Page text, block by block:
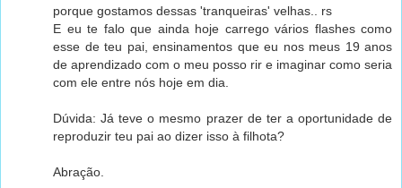
porque gostamos dessas 'tranqueiras' velhas.. rs
E eu te falo que ainda hoje carrego vários flashes como
esse de teu pai, ensinamentos que eu nos meus 19 anos
de aprendizado com o meu posso rir e imaginar como seria
com ele entre nós hoje em dia.
Dúvida: Já teve o mesmo prazer de ter a oportunidade de
reproduzir teu pai ao dizer isso à filhota?
Abração.